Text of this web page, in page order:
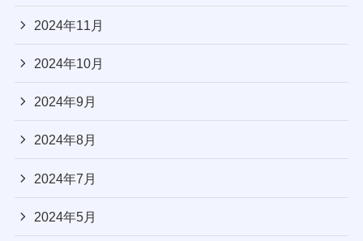
2024年11月
2024年10月
2024年9月
2024年8月
2024年7月
2024年5月